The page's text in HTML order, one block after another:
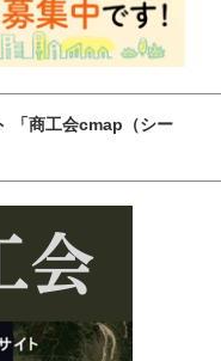
「商工会cmap（シー